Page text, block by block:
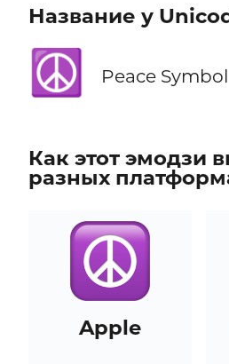
Название у
☮️ Peace Symbol
Как этот эмодзи
разных
Apple